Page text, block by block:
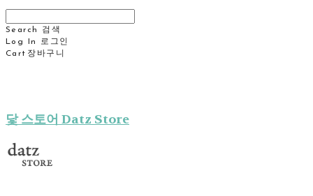
Search
검색
Log In
로그인
Cart 장바구니
닻 스토어 Datz Store